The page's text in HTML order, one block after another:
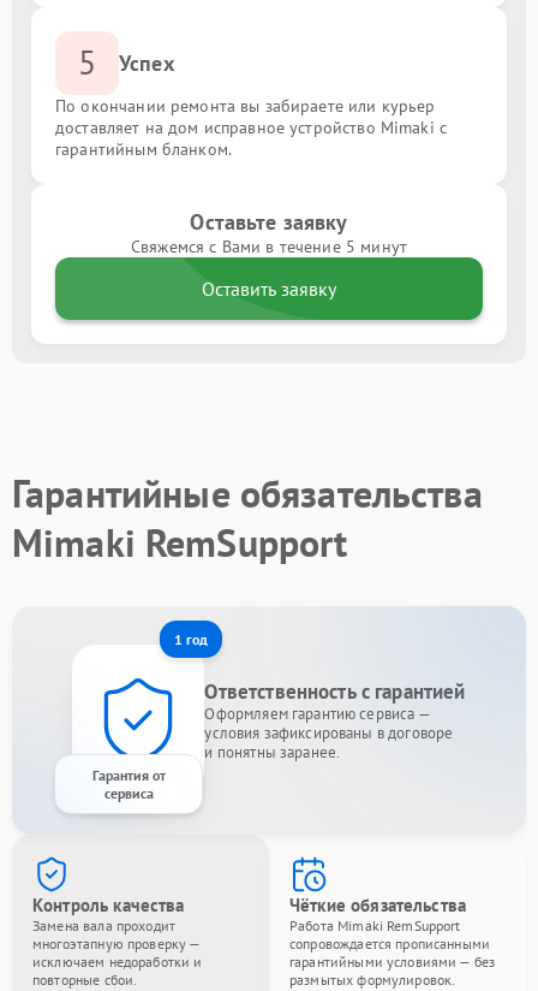
5 Успех
По окончании ремонта вы забираете или курьер
доставляет на дом исправное устройство Mimaki с
гарантийным бланком.
Оставьте заявку
Свяжемся с Вами в течение 5 минут
Оставить заявку
Гарантийные обязательства
Mimaki RemSupport
1 год
Гарантия от
сервиса
Ответственность с гарантией
Оформляем гарантию сервиса —
условия зафиксированы в договоре
и понятны заранее.
Контроль качества
Замена вала проходит
многоэтапную проверку —
исключаем недоработки и
повторные сбои.
Чёткие обязательства
Работа Mimaki RemSupport
сопровождается прописанными
гарантийными условиями — без
размытых формулировок.